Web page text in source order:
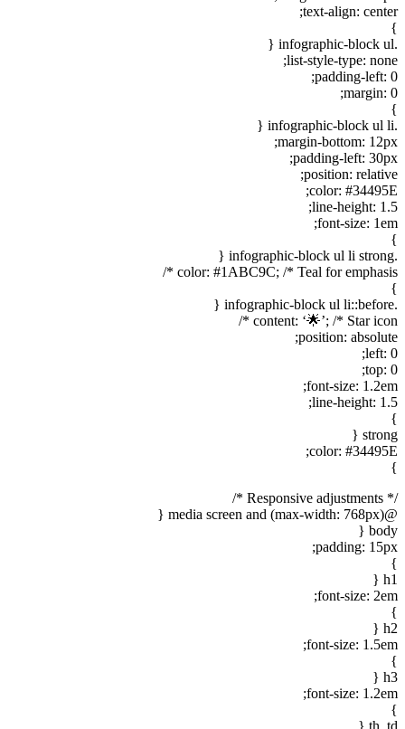
text-align: center;
}
.infographic-block ul {
list-style-type: none;
padding-left: 0;
margin: 0;
}
.infographic-block ul li {
margin-bottom: 12px;
padding-left: 30px;
position: relative;
color: #34495E;
line-height: 1.5;
font-size: 1em;
}
.infographic-block ul li strong {
color: #1ABC9C; /* Teal for emphasis */
}
.infographic-block ul li::before {
content: ‘🌟’; /* Star icon */
position: absolute;
left: 0;
top: 0;
font-size: 1.2em;
line-height: 1.5;
}
strong {
color: #34495E;
}
/* Responsive adjustments */
@media screen and (max-width: 768px) {
body {
padding: 15px;
}
h1 {
font-size: 2em;
}
h2 {
font-size: 1.5em;
}
h3 {
font-size: 1.2em;
}
th, td {